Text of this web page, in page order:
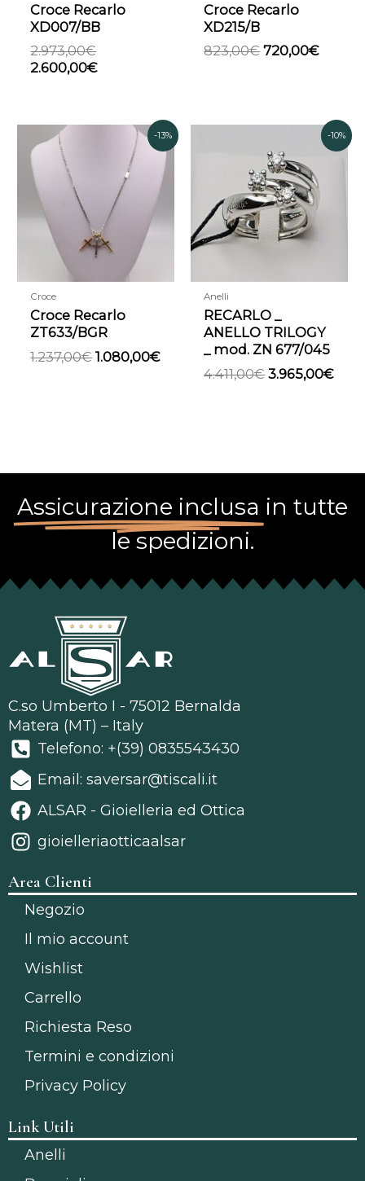
Croce Recarlo
XD007/BB
2.973,00€
2.600,00€
Croce Recarlo
XD215/B
823,00€ 720,00€
-13%
Croce
Croce Recarlo
ZT633/BGR
1.237,00€
prezzo
originale
1.237,00€.
1.080,00€
Il
prezzo
attuale
è:
1.080,00€.
-10%
Anelli
RECARLO _
ANELLO TRILOGY
_ mod. ZN 677/045
4.411,00€
prezzo
originale
era:
4.411,00€.
3.965,00€
Il
Assicurazione inclusa in tutte
le spedizioni.
C.so Umberto I - 75012 Bernalda
Matera (MT) – Italy
Telefono: +(39) 0835543430
Email: saversar@tiscali.it
ALSAR - Gioielleria ed Ottica
gioielleriaotticaalsar
Area Clienti
Negozio
Il mio account
Wishlist
Carrello
Richiesta Reso
Termini e condizioni
Privacy Policy
Link Utili
Anelli